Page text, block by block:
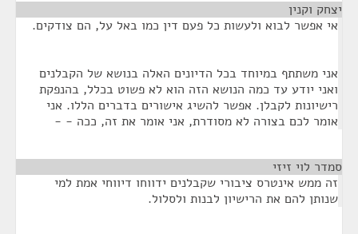
יצחק וקנין
אי אפשר לבוא ולעשות כל פעם דין כמו באל על, הם צודקים.
אני משתתף במיוחד בכל הדיונים האלה בנושא של הקבלנים
ואני יודע עד כמה הנושא הזה הוא לא פשוט בכלל, בהנפקת
רישיונות לקבלן. אפשר להשיג אישורים בדברים הללו. אני
אומר לכם בצורה לא מסודרת, אני אומר את זה, ככה - -
סמדר לוי זיזי
זה ממש אינטרס ציבורי שקבלנים ידווחו דיווחי אמת למי
שנותן להם את הרישיון לבנות ולסלול.